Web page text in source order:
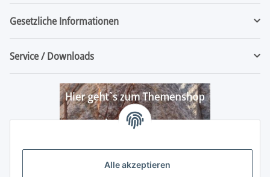
Alle akzeptieren
Gesetzliche Informationen
Service / Downloads